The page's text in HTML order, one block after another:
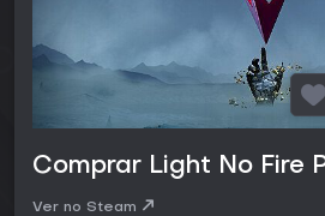
Comprar Light No Fire
Ver no Steam